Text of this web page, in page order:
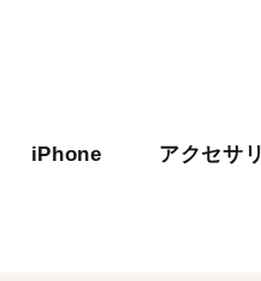
iPhone アクセサリ